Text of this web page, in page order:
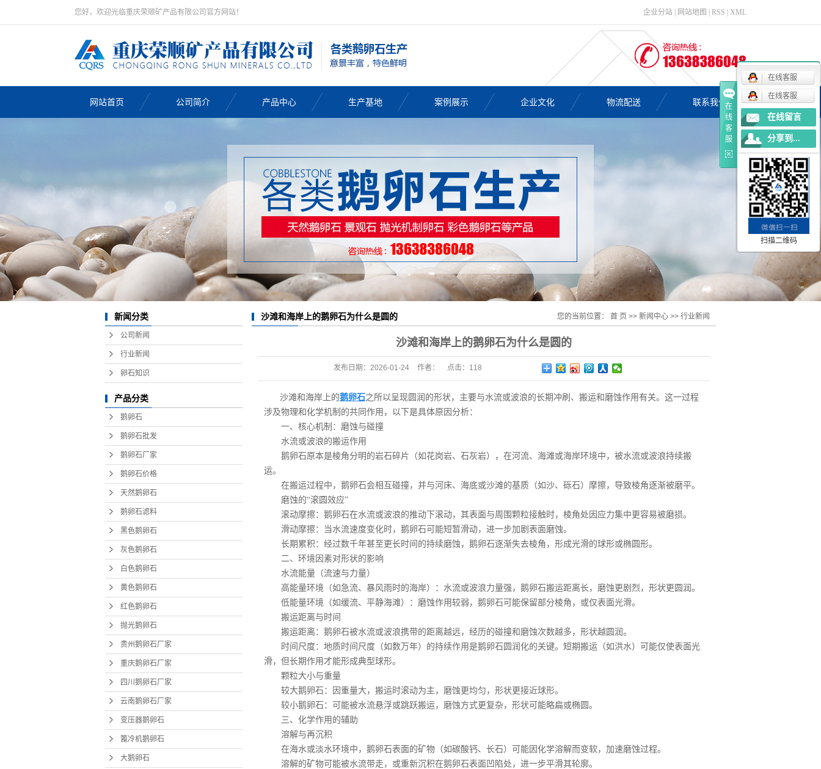
您好，欢迎光临重庆荣顺矿产品有限公司官方网站！ 企业分站 网站地图 RSS XML
网站首页 公司简介 产品中心
鹅卵石厂家
鹅卵石价格
天然鹅卵石
灰色鹅卵石
白色鹅卵石
贵州鹅卵石厂家
重庆鹅卵石厂家
四川鹅卵石厂家
云南鹅卵石厂家
变压器鹅卵石
篦冷机鹅卵石
大鹅卵石
砾石厂家
海砂滤料厂家
天然海沙
生产基地 案例展示 企业文化 物流配送 联系我们
新闻分类
公司新闻
行业新闻
卵石知识
产品分类
鹅卵石
鹅卵石批发
鹅卵石厂家
鹅卵石价格
天然鹅卵石
鹅卵石滤料
黑色鹅卵石
灰色鹅卵石
白色鹅卵石
黄色鹅卵石
红色鹅卵石
抛光鹅卵石
贵州鹅卵石厂家
重庆鹅卵石厂家
四川鹅卵石厂家
云南鹅卵石厂家
变压器鹅卵石
篦冷机鹅卵石
大鹅卵石
沙滩和海岸上的鹅卵石为什么是圆的 您的当前位置： 首 页 >> 新闻中心 >> 行业新闻
沙滩和海岸上的鹅卵石为什么是圆的
发布日期： 2026-01-24 作者： 点击： 118
沙滩和海岸上的鹅卵石之所以呈现圆润的形状，主要与水流或波浪的长期冲刷、搬运和磨蚀作用有关。这一过程
涉及物理和化学机制的共同作用，以下是具体原因分析：
一、核心机制：磨蚀与碰撞
水流或波浪的搬运作用
鹅卵石原本是棱角分明的岩石碎片（如花岗岩、石灰岩），在河流、海滩或海岸环境中，被水流或波浪持续搬
运。
在搬运过程中，鹅卵石会相互碰撞，并与河床、海底或沙滩的基质（如沙、砾石）摩擦，导致棱角逐渐被磨平。
磨蚀的“滚圆效应”
滚动摩擦：鹅卵石在水流或波浪的推动下滚动，其表面与周围颗粒接触时，棱角处因应力集中更容易被磨损。
滑动摩擦：当水流速度变化时，鹅卵石可能短暂滑动，进一步加剧表面磨蚀。
长期累积：经过数千年甚至更长时间的持续磨蚀，鹅卵石逐渐失去棱角，形成光滑的球形或椭圆形。
二、环境因素对形状的影响
水流能量（流速与力量）
高能量环境（如急流、暴风雨时的海岸）：水流或波浪力量强，鹅卵石搬运距离长，磨蚀更剧烈，形状更圆润。
低能量环境（如缓流、平静海滩）：磨蚀作用较弱，鹅卵石可能保留部分棱角，或仅表面光滑。
搬运距离与时间
搬运距离：鹅卵石被水流或波浪携带的距离越远，经历的碰撞和磨蚀次数越多，形状越圆润。
时间尺度：地质时间尺度（如数万年）的持续作用是鹅卵石圆润化的关键。短期搬运（如洪水）可能仅使表面光
滑，但长期作用才能形成典型球形。
颗粒大小与重量
较大鹅卵石：因重量大，搬运时滚动为主，磨蚀更均匀，形状更接近球形。
较小鹅卵石：可能被水流悬浮或跳跃搬运，磨蚀方式更复杂，形状可能略扁或椭圆。
三、化学作用的辅助
溶解与再沉积
在海水或淡水环境中，鹅卵石表面的矿物（如碳酸钙、长石）可能因化学溶解而变软，加速磨蚀过程。
溶解的矿物可能被水流带走，或重新沉积在鹅卵石表面凹陷处，进一步平滑其轮廓。
在
线
客
服
在线客服
在线客服
在线留言
分享到...
扫描二维码